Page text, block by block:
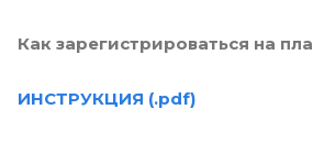
Как зарегистрироваться на
ИНСТРУКЦИЯ (.pdf)